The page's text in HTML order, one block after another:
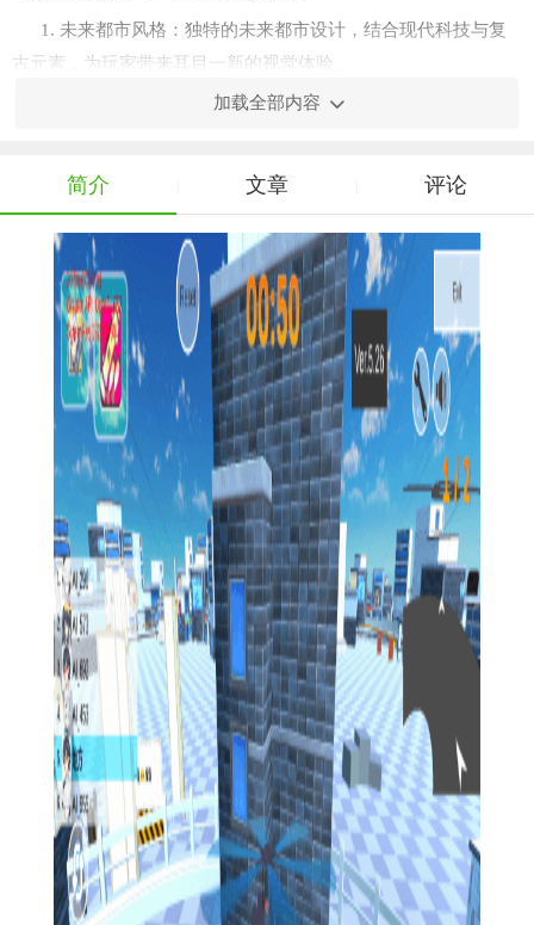
1. 未来都市风格：独特的未来都市设计，结合现代科技与复
古元素，为玩家带来耳目一新的视觉体验。
2. 丰富赛车选择：多款不同性能的卡丁车供玩家选择，每款
3. 多人在线竞技：支持多人实时在线对战，与全球玩家同台
竞技，体验真正的速度与激情。
4. 自由改装系统：提供丰富的改装零件与配件，让玩家能够
自由打造专属的卡丁车，提升赛车的性能与外观。
5. 丰富的活动与赛事：定期举办各类赛事与活动，如赛季挑
战、限时任务等，让玩家在游戏中不断有新的目标与挑战。
【蔚蓝档案卡丁车官方版功能】
1. 车辆升级与改装：通过收集资源与零件，对卡丁车进行升
级与改装，提升赛车的性能与外观。
2. 技能系统：每位赛车手拥有独特的技能，合理使用技能能
够在比赛中取得关键优势。
3. 赛事系统：包括杯赛、排位赛、个人赛等多种赛事模式，
满足不同玩家的竞技需求。
4. 社交系统：玩家可以组建或加入车队，与好友一起参加比
赛，共同成长。
5. 新手引导与教程：提供详细的新手引导与教程，帮助新玩
家快速上手游戏。
【蔚蓝档案卡丁车官方版攻略】
1. 初期选择：选择适合自己的卡丁车与赛车手是关键，根据
加载全部内容
简介 文章 评论